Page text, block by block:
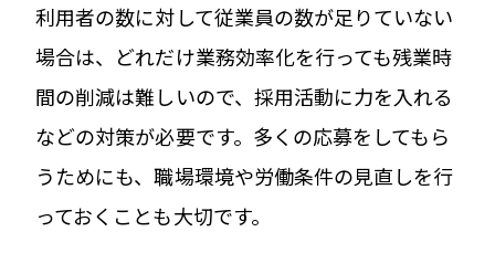
利用者の数に対して従業員の数が足りていない
場合は、どれだけ業務効率化を行っても残業時
間の削減は難しいので、採用活動に力を入れる
などの対策が必要です。多くの応募をしてもら
うためにも、職場環境や労働条件の見直しを行
っておくことも大切です。